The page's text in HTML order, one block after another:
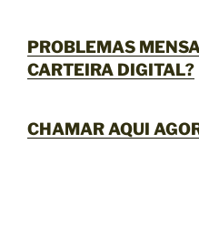
PROBLEMAS
CARTEIRA DIGITAL?
CHAMAR AQUI